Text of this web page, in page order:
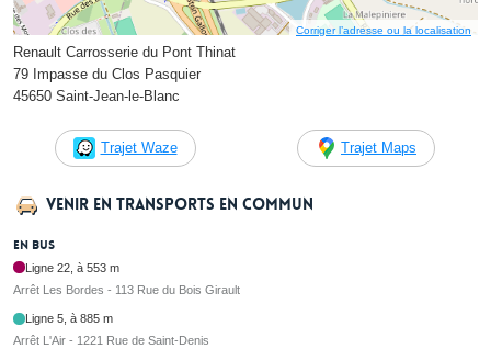
Corriger l’adresse ou la localisation
Renault Carrosserie du Pont Thinat
79 Impasse du Clos Pasquier
45650 Saint-Jean-le-Blanc
Trajet Waze Trajet Maps
Venir en transports en commun
En bus
Ligne 22, à 553 m
Arrêt Les Bordes - 113 Rue du Bois Girault
Ligne 5, à 885 m
Arrêt L'Air - 1221 Rue de Saint-Denis